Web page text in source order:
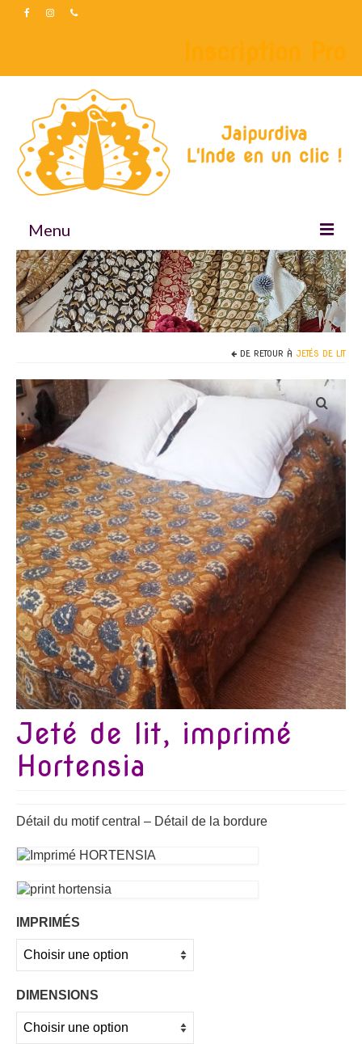
Inscription Pro
Menu
Accueil
Boutique
Etoles, foulards, paréos, carrés
Textile maison
Vêtements
Tous nos imprimés
Présentation Marie-Lise Corda
Blog
Contact
DE RETOUR À JETÉS DE LIT
Jeté de lit, imprimé
Hortensia
Détail du motif central – Détail de la bordure
IMPRIMÉS
DIMENSIONS